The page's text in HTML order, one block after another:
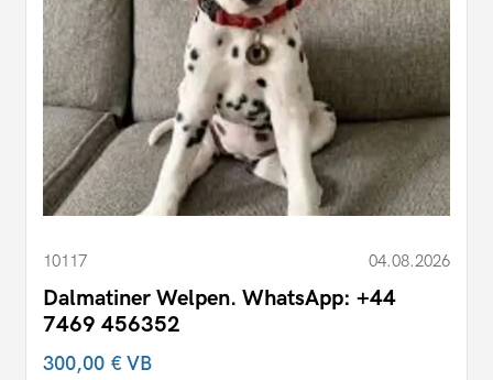
10117 04.08.2026
Dalmatiner Welpen. WhatsApp: +44
7469 456352
300,00 €VB